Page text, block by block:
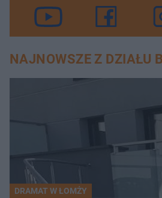
NAJNOWSZE Z DZIAŁU
DRAMAT W ŁOMŻY